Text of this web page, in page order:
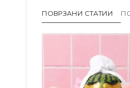
ПОВРЗАНИ СТАТИИ